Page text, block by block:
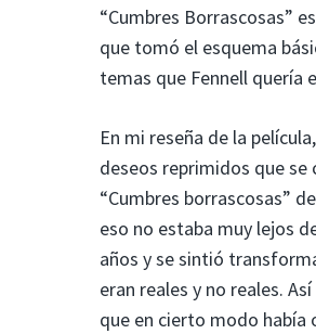
“Cumbres Borrascosas”
que tomó el esquema
temas que Fennell quería
En mi reseña de la
deseos reprimidos que se
“Cumbres borrascosas”
eso no estaba muy lejos
años y se sintió
eran reales y no reales.
que en cierto modo había